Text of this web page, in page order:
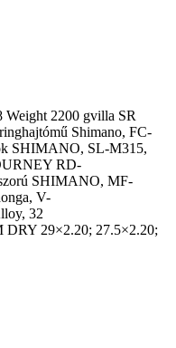
Weight 2200 gvilla SR
Shimano, FC-
SHIMANO, SL-M315,
RD-
SHIMANO, MF-
V-
32
DRY 29×2.20; 27.5×2.20;